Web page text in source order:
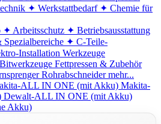
✦ Werkstattbedarf ✦ Chemie für
✦ Arbeitsschutz ✦ Betriebsausstattung
✦ C-Teile-
Installation Werkzeuge
Bitwerkzeuge Fettpressen & Zubehör
Rohrabschneider mehr...
ALL IN ONE (mit Akku) Makita-
Dewalt-ALL IN ONE (mit Akku)
Akku)